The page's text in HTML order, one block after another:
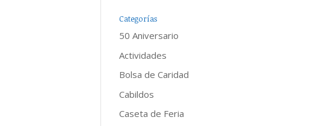
Categorías
50 Aniversario
Actividades
Bolsa de Caridad
Cabildos
Caseta de Feria